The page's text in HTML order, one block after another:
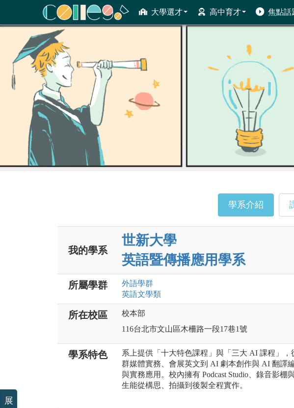
大學選才 高中育才 焦點話
ColleGo! 大學選才與高中育才輔助系統
學系介紹
我的學系
世新大學
英語暨傳播應用學系
所屬學群 外語學群
英語文學類
所在校區
校本部
116台北市文山區木柵路一段17巷1號
學系特色
系上提供「十大特色課程」與「三大 AI 課程」，
群媒體實務、會展英文到 AI 劇本創作與 AI 翻譯
與實務應用。校內擁有 Podcast Studio、錄音影棚
生能從構思、拍攝到後製全程實作。
展